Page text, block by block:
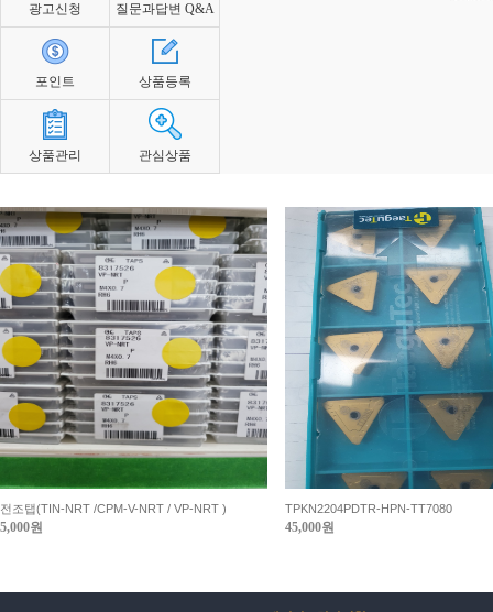
광고신청 질문과답변 Q&A
포인트 상품등록
상품관리 관심상품
전조탭(TIN-NRT /CPM-V-NRT / VP-NRT )
5,000원
TPKN2204PDTR-HPN-TT7080
45,000원